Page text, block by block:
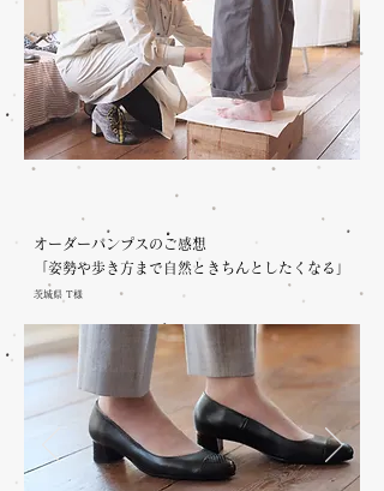
オーダーパンプスのご感想
「姿勢や歩き方まで自然ときちんとしたくなる」
茨城県 T様